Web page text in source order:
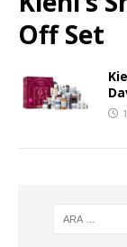
Off Set